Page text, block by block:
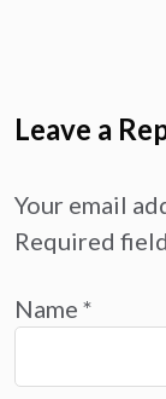
Leave a
Your email
Required
Name *